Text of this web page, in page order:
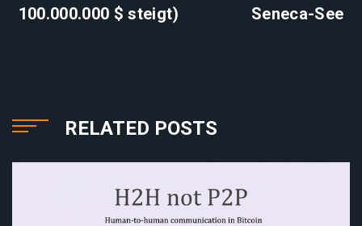
100.000.000 $ steigt)
Seneca-See
RELATED POSTS